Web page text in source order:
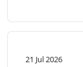
21 Jul 2026